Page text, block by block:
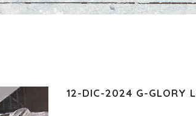
12-DIC-2024 G-GLORY